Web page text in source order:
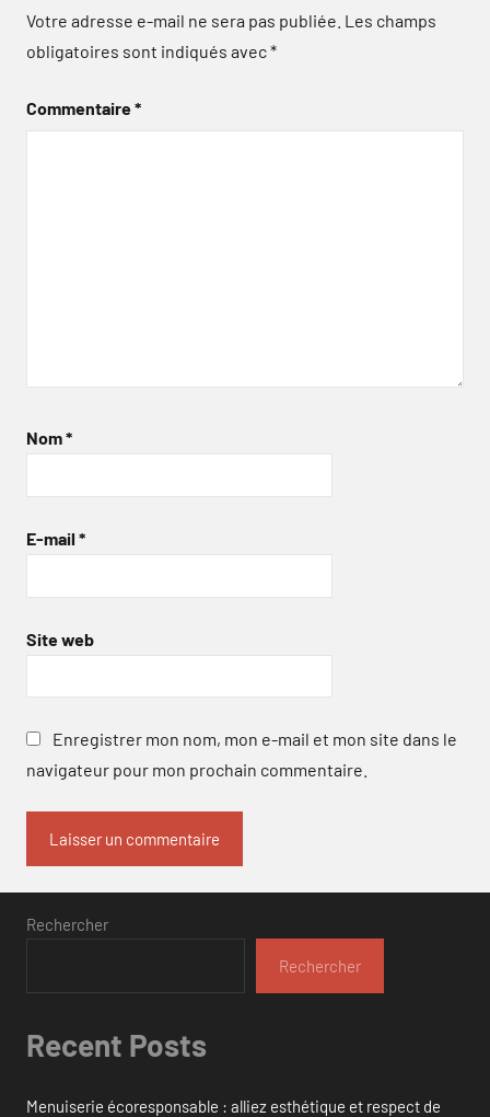
Votre adresse e-mail ne sera pas publiée. Les champs
obligatoires sont indiqués avec*
Commentaire*
Nom*
E-mail *
Site web
Enregistrer mon nom, mon e-mail et mon site dans le
navigateur pour mon prochain commentaire.
Rechercher
Rechercher
Recent Posts
Menuiserie écoresponsable : alliez esthétique et respect de